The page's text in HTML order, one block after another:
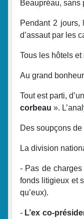
Beaupréau, sans
Pendant 2 jours,
d’assaut par les
Tous les hôtels
Au grand
Tout est parti,
corbeau ».
Des soupçons
La division
- Pas de
fonds litigieux et
qu’eux).
- L’ex co-